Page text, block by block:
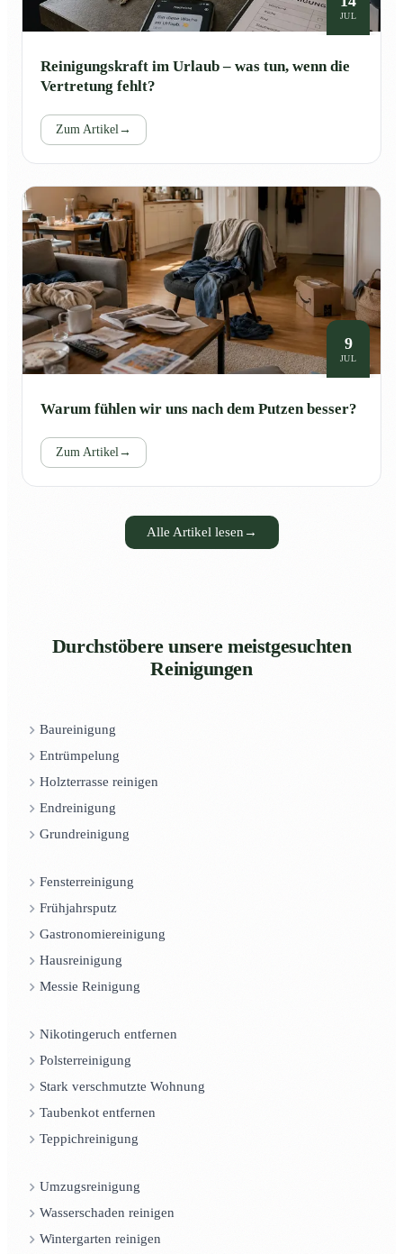
JUL
Reinigungskraft im Urlaub – was tun, wenn die
Vertretung fehlt?
Zum Artikel→
9
JUL
Warum fühlen wir uns nach dem Putzen besser?
Zum Artikel→
Alle Artikel lesen →
Durchstöbere unsere meistgesuchten
Reinigungen
Baureinigung
Entrümpelung
Holzterrasse reinigen
Endreinigung
Grundreinigung
Fensterreinigung
Frühjahrsputz
Gastronomiereinigung
Hausreinigung
Messie Reinigung
Nikotingeruch entfernen
Polsterreinigung
Stark verschmutzte Wohnung
Taubenkot entfernen
Teppichreinigung
Umzugsreinigung
Wasserschaden reinigen
Wintergarten reinigen